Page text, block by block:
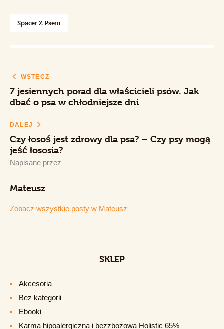
Spacer Z Psem
WSTECZ
7 jesiennych porad dla właścicieli psów. Jak
dbać o psa w chłodniejsze dni
DALEJ
Czy łosoś jest zdrowy dla psa? – Czy psy mogą
jeść łososia?
Napisane przez
Mateusz
Zobacz wszystkie posty w Mateusz
SKLEP
Akcesoria
Bez kategorii
Ebooki
Karma hipoalergiczna i bezzbożowa Holistic 65%